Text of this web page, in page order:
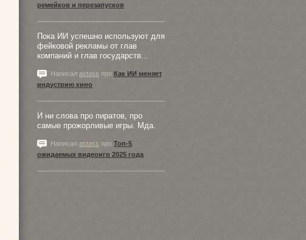
ремейков и перезапусков
Пока ИИ успешно используют для
фейковой рекламы от глав
компаний и глав государств...
Написал astass про Как ИИ меняет
индустрию кино
И ни слова про пиратов, про
самые прожорливые игры. Мда.
Написал astass про Топ-5
ожидаемых видеоигр 2025 года